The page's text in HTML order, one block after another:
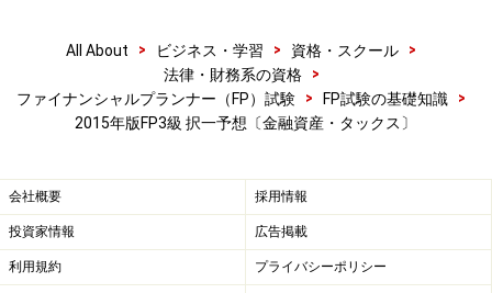
単利最終利回りは、｛表面利率＋（額面100円－購入価
格）／残存期間｝／購入価格×100で求められます。本問
の場合、{2＋（100－99）／5}／99×100=2.22％（小数点
(4) 2つの資産を運用し、その相関をとったとき、
（ ）に近づくほどリスクの軽減が期待できると
All About > ビジネス・学習 > 資格・スクール
>
法律・財務系の資格
>
ファイナンシャルプランナー（FP）試験
> FP試験の基礎知識
>
2015年版FP3級 択一予想〔金融資産・タックス〕
会社概要 採用情報
投資家情報 広告掲載
利用規約 プライバシーポリシー